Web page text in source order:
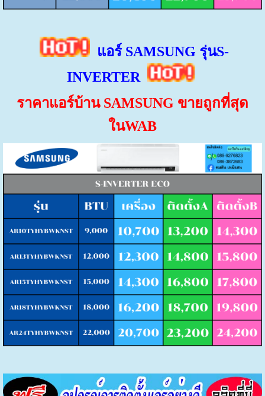
แอร์ SAMSUNG รุ่นS-
INVERTER
ราคาแอร์บ้าน SAMSUNG ขายถูกที่สุด
ในWAB